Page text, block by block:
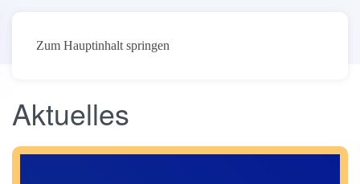
Zum Hauptinhalt springen
Aktuelles